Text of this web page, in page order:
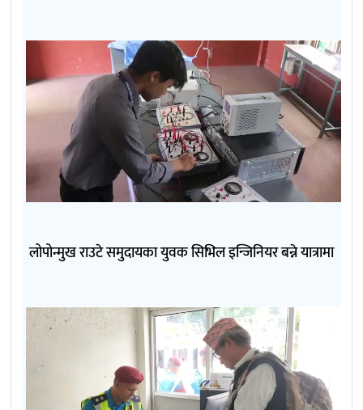
लोपोन्मुख राउटे समुदायका युवक सिभिल इन्जिनियर बन्ने यात्रामा